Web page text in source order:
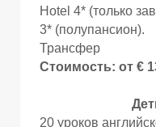
Hotel 4* (только
3* (полупансион).
Трансфер
Стоимость: от €
20 уроков